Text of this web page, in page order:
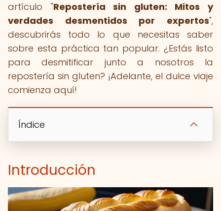
artículo "Repostería sin gluten: Mitos y
verdades desmentidos por expertos",
descubrirás todo lo que necesitas saber
sobre esta práctica tan popular. ¿Estás listo
para desmitificar junto a nosotros la
repostería sin gluten? ¡Adelante, el dulce viaje
comienza aquí!
Índice
Introducción